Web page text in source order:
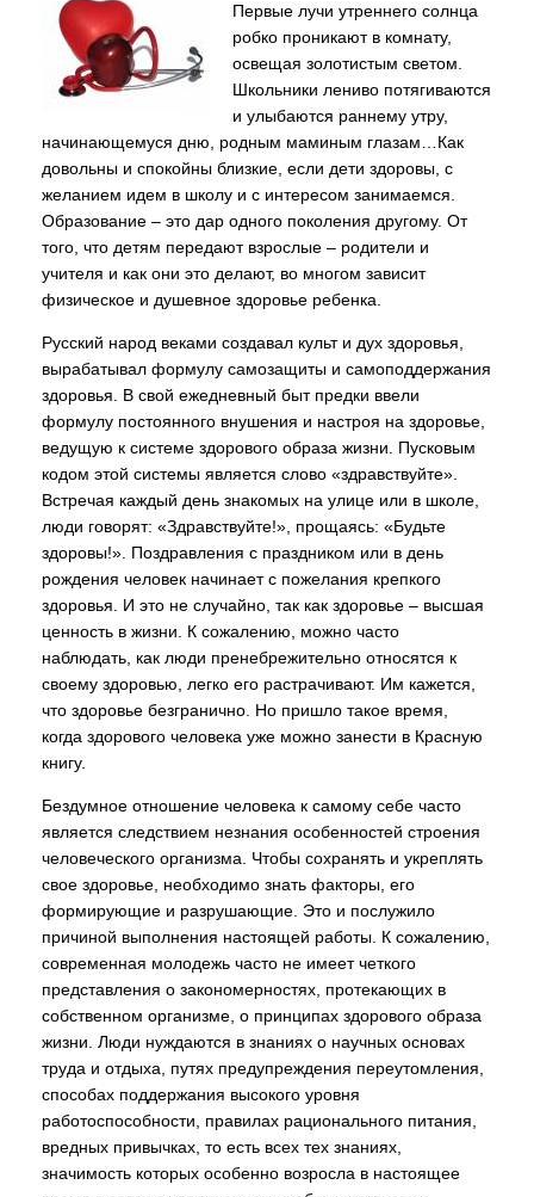
Первые лучи утреннего солнца
робко проникают в комнату,
освещая золотистым светом.
Школьники лениво потягиваются
и улыбаются раннему утру,
начинающемуся дню, родным маминым глазам…Как
довольны и спокойны близкие, если дети здоровы, с
желанием идем в школу и с интересом занимаемся.
Образование – это дар одного поколения другому. От
того, что детям передают взрослые – родители и
учителя и как они это делают, во многом зависит
физическое и душевное здоровье ребенка.
Русский народ веками создавал культ и дух здоровья,
вырабатывал формулу самозащиты и самоподдержания
здоровья. В свой ежедневный быт предки ввели
формулу постоянного внушения и настроя на здоровье,
ведущую к системе здорового образа жизни. Пусковым
кодом этой системы является слово «здравствуйте».
Встречая каждый день знакомых на улице или в школе,
люди говорят: «Здравствуйте!», прощаясь: «Будьте
здоровы!». Поздравления с праздником или в день
рождения человек начинает с пожелания крепкого
здоровья. И это не случайно, так как здоровье – высшая
ценность в жизни. К сожалению, можно часто
наблюдать, как люди пренебрежительно относятся к
своему здоровью, легко его растрачивают. Им кажется,
что здоровье безгранично. Но пришло такое время,
когда здорового человека уже можно занести в Красную
книгу.
Бездумное отношение человека к самому себе часто
является следствием незнания особенностей строения
человеческого организма. Чтобы сохранять и укреплять
свое здоровье, необходимо знать факторы, его
формирующие и разрушающие. Это и послужило
причиной выполнения настоящей работы. К сожалению,
современная молодежь часто не имеет четкого
представления о закономерностях, протекающих в
собственном организме, о принципах здорового образа
жизни. Люди нуждаются в знаниях о научных основах
труда и отдыха, путях предупреждения переутомления,
способах поддержания высокого уровня
работоспособности, правилах рационального питания,
вредных привычках, то есть всех тех знаниях,
значимость которых особенно возросла в настоящее